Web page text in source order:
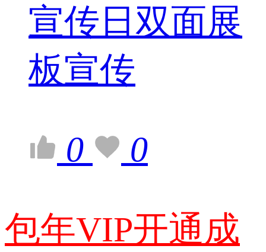
宣传日双面展
板宣传
0 0
包年VIP开通成